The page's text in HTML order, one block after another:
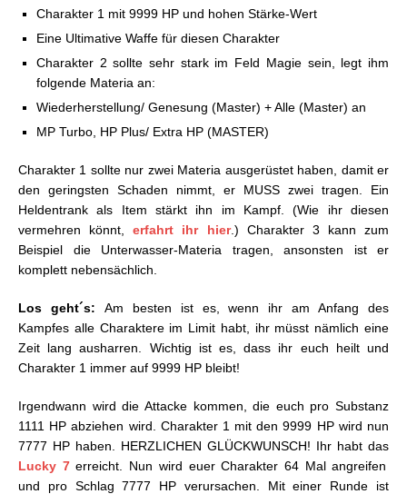
Charakter 1 mit 9999 HP und hohen Stärke-Wert
Eine Ultimative Waffe für diesen Charakter
Charakter 2 sollte sehr stark im Feld Magie sein, legt ihm
folgende Materia an:
Wiederherstellung/ Genesung (Master) + Alle (Master) an
MP Turbo, HP Plus/ Extra HP (MASTER)
Charakter 1 sollte nur zwei Materia ausgerüstet haben, damit er
den geringsten Schaden nimmt, er MUSS zwei tragen. Ein
Heldentrank als Item stärkt ihn im Kampf. (Wie ihr diesen
vermehren könnt,erfahrt ihr hier.) Charakter 3 kann zum
Beispiel die Unterwasser-Materia tragen, ansonsten ist er
komplett nebensächlich.
Los geht´s: Am besten ist es, wenn ihr am Anfang des
Kampfes alle Charaktere im Limit habt, ihr müsst nämlich eine
Zeit lang ausharren. Wichtig ist es, dass ihr euch heilt und
Charakter 1 immer auf 9999 HP bleibt!
Irgendwann wird die Attacke kommen, die euch pro Substanz
1111 HP abziehen wird. Charakter 1 mit den 9999 HP wird nun
7777 HP haben. HERZLICHEN GLÜCKWUNSCH! Ihr habt das
Lucky 7erreicht. Nun wird euer Charakter 64 Mal angreifen
und pro Schlag 7777 HP verursachen. Mit einer Runde ist